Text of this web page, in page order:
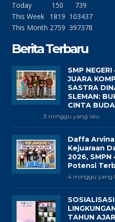
Today
150
739
This Week
1819 103437
This Month 2759 397378
Berita Terbaru
SMP
JUARA
SASTRA
SLEMAN:
CINTA
3 minggu yang lalu
Daffa
Kejuaraan
2026,
Potensi
4 minggu yang
TAHUN